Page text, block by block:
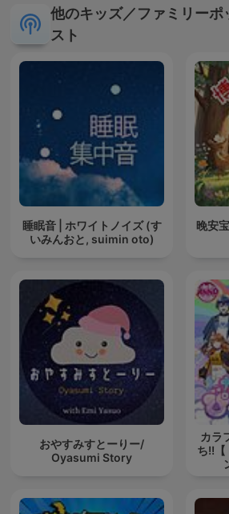
他のキッズ／ファミリーポ
スト
睡眠音 | ホワイトノイズ (す
いみんおと, suimin oto)
晚安
おやすみすとーりー/
Oyasumi Story
カラ
ち!!【